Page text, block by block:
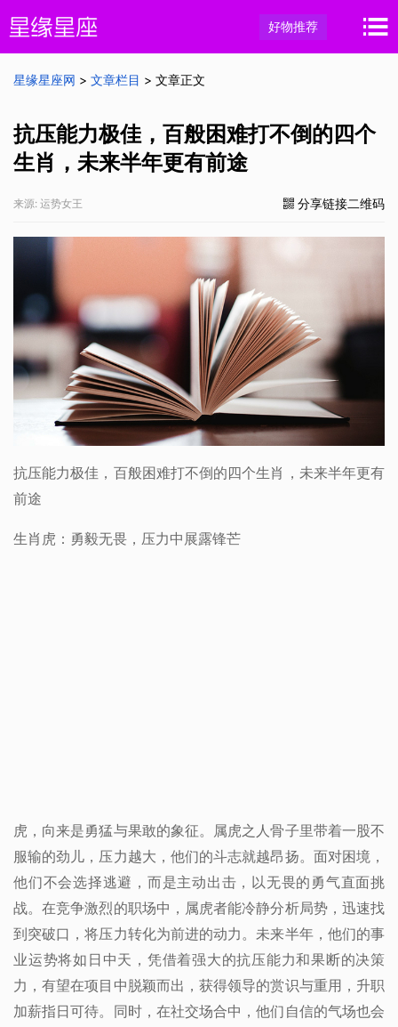
好物推荐
星缘星座网 > 文章栏目 > 文章正文
抗压能力极佳，百般困难打不倒的四个
生肖，未来半年更有前途
来源: 运势女王 分享链接二维码
抗压能力极佳，百般困难打不倒的四个生肖，未来半年更有
前途
生肖虎：勇毅无畏，压力中展露锋芒
虎，向来是勇猛与果敢的象征。属虎之人骨子里带着一股不
服输的劲儿，压力越大，他们的斗志就越昂扬。面对困境，
他们不会选择逃避，而是主动出击，以无畏的勇气直面挑
战。在竞争激烈的职场中，属虎者能冷静分析局势，迅速找
到突破口，将压力转化为前进的动力。未来半年，他们的事
业运势将如日中天，凭借着强大的抗压能力和果断的决策
力，有望在项目中脱颖而出，获得领导的赏识与重用，升职
加薪指日可待。同时，在社交场合中，他们自信的气场也会